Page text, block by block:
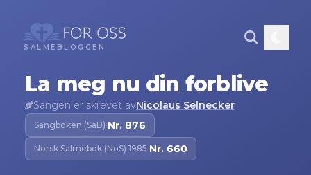
SALMEBLOGGEN
La meg nu din forblive
Sangen er skrevet avNicolaus Selnecker
Sangboken (SaB)·Nr. 876
Norsk Salmebok (NoS) 1985·Nr. 660